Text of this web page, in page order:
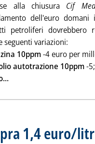
alla chiusura Cif
dell'euro
petroliferi dovrebbero
seguenti variazioni:
10ppm-4 euro per
autotrazione 10ppm-5;
Leggi tutta la notizia:
1,4 euro/